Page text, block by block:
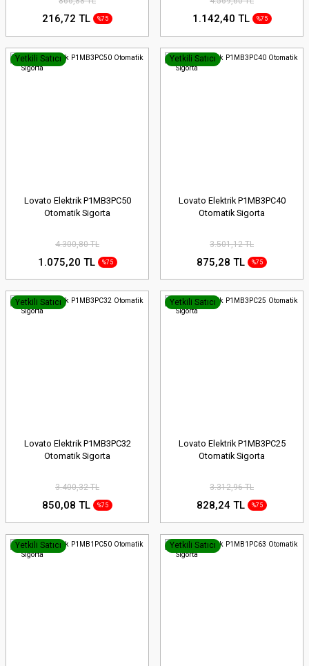
216,72 TL %75 1.142,40 TL %75
Yetkili Satıcı
Lovato Elektrik P1MB3PC50
Otomatik Sigorta
4.300,80 TL
1.075,20 TL %75
Yetkili Satıcı
Lovato Elektrik P1MB3PC40
Otomatik Sigorta
3.501,12 TL
875,28 TL %75
Yetkili Satıcı
Lovato Elektrik P1MB3PC32
Otomatik Sigorta
3.400,32 TL
850,08 TL %75
Yetkili Satıcı
Lovato Elektrik P1MB3PC25
Otomatik Sigorta
3.312,96 TL
828,24 TL %75
Yetkili Satıcı Yetkili Satıcı